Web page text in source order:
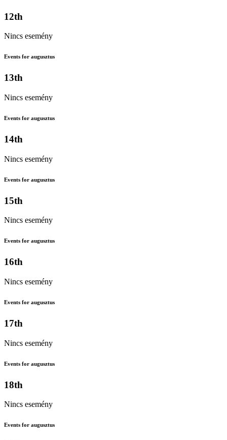
12th
Nincs esemény
Events for augusztus
13th
Nincs esemény
Events for augusztus
14th
Nincs esemény
Events for augusztus
15th
Nincs esemény
Events for augusztus
16th
Nincs esemény
Events for augusztus
17th
Nincs esemény
Events for augusztus
18th
Nincs esemény
Events for augusztus